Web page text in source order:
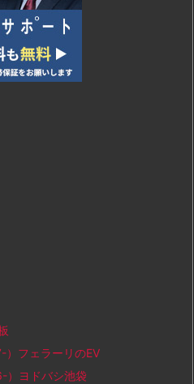
フェラーリのEV
ヨドバシ池袋